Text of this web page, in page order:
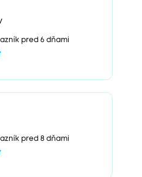
pred 6 dňami
pred 8 dňami